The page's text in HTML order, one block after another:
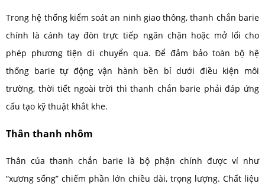
Trong hệ thống kiểm soát an ninh giao thông, thanh chắn barie
chính là cánh tay đòn trực tiếp ngăn chặn hoặc mở lối cho
phép phương tiện di chuyển qua. Để đảm bảo toàn bộ hệ
thống barie tự động vận hành bền bỉ dưới điều kiện môi
trường, thời tiết ngoài trời thì thanh chắn barie phải đáp ứng
cấu tạo kỹ thuật khắt khe.
Thân thanh nhôm
Thân của thanh chắn barie là bộ phận chính được ví như
“xương sống” chiếm phần lớn chiều dài, trọng lượng. Chất liệu